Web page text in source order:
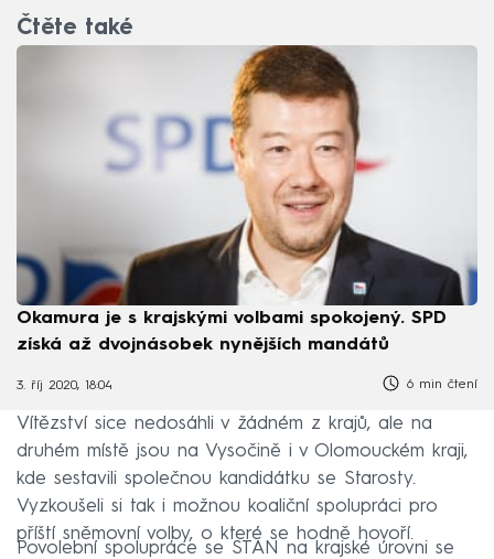
Čtěte také
Okamura je s krajskými volbami spokojený. SPD
získá až dvojnásobek nynějších mandátů
3. říj 2020, 18:04 6 min čtení
Vítězství sice nedosáhli v žádném z krajů, ale na
druhém místě jsou na Vysočině i v Olomouckém kraji,
kde sestavili společnou kandidátku se Starosty.
Vyzkoušeli si tak i možnou koaliční spolupráci pro
příští sněmovní volby, o které se hodně hovoří.
Povolební spolupráce se STAN na krajské úrovni se